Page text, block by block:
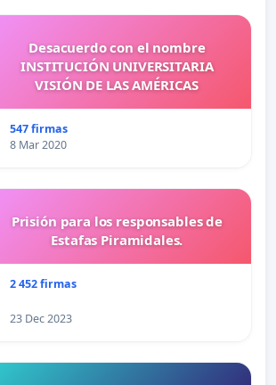
Desacuerdo con el nombre
INSTITUCIÓN UNIVERSITARIA
VISIÓN DE LAS AMÉRICAS
547 firmas
8 Mar 2020
Prisión para los responsables de
Estafas Piramidales.
2 452 firmas
23 Dec 2023